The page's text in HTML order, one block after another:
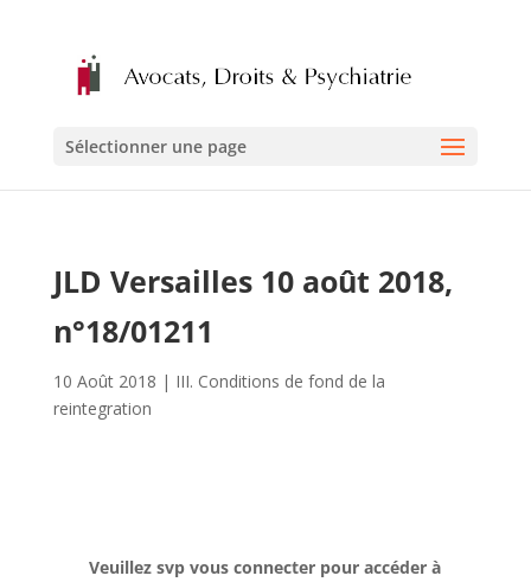
Sélectionner une page
JLD Versailles 10 août 2018,
n°18/01211
10 Août 2018 | III. Conditions de fond de la
reintegration
Veuillez svp vous connecter pour accéder à